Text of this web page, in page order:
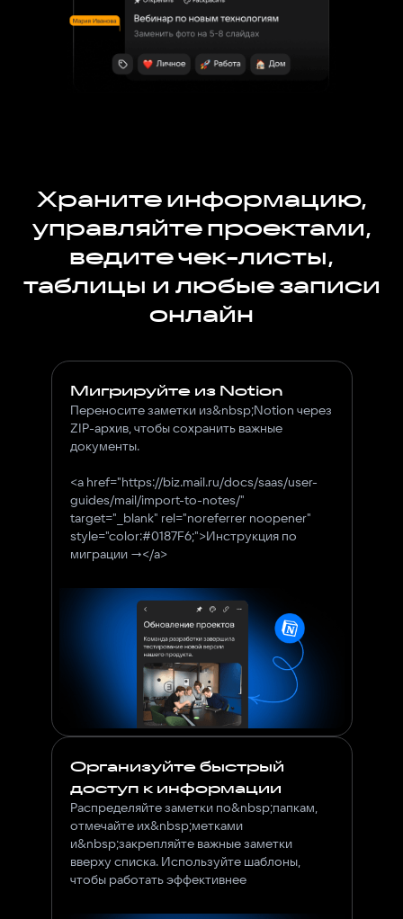
Храните информацию,
управляйте проектами,
ведите чек-листы,
таблицы и любые записи
онлайн
Мигрируйте из Notion
Переносите заметки из&nbsp;Notion через
ZIP-архив, чтобы сохранить важные
документы.
<a href="https://biz.mail.ru/docs/saas/user-
guides/mail/import-to-notes/"
target="_blank" rel="noreferrer noopener"
style="color:#0187F6;">Инструкция по
миграции →</a>
Организуйте быстрый
доступ к информации
Распределяйте заметки по&nbsp;папкам,
отмечайте их&nbsp;метками
и&nbsp;закрепляйте важные заметки
вверху списка. Используйте шаблоны,
чтобы работать эффективнее